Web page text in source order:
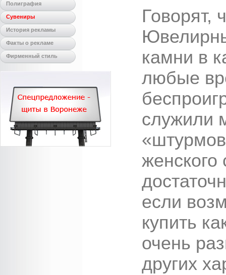
Полиграфия
Сувениры
История рекламы
Факты о рекламе
Фирменный стиль
Говорят,
камни в
любые
служили
женского
если
купить
очень
других